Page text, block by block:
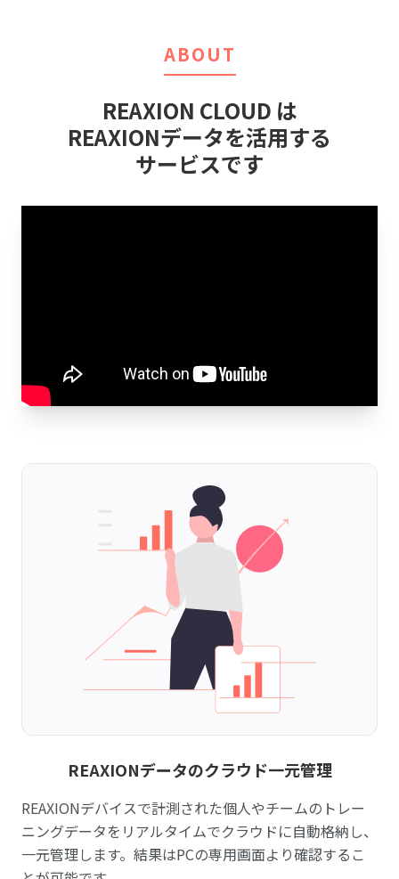
ABOUT
REAXION CLOUD は
REAXIONデータを活用する
サービスです
REAXIONデータのクラウド一元管理
REAXIONデバイスで計測された個人やチームのトレー
ニングデータをリアルタイムでクラウドに自動格納し、
一元管理します。結果はPCの専用画面より確認するこ